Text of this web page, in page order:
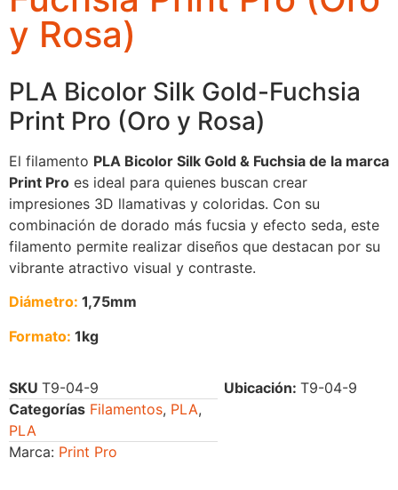
y Rosa)
PLA Bicolor Silk Gold-Fuchsia
Print Pro (Oro y Rosa)
El filamento PLA Bicolor Silk Gold & Fuchsia de la marca
Print Pro es ideal para quienes buscan crear
impresiones 3D llamativas y coloridas. Con su
combinación de dorado más fucsia y efecto seda, este
filamento permite realizar diseños que destacan por su
vibrante atractivo visual y contraste.
Diámetro: 1,75mm
Formato: 1kg
SKU T9-04-9
Categorías Filamentos, PLA,
PLA
Marca: Print Pro
Ubicación:T9-04-9